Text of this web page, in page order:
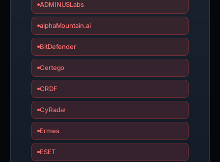
ADMINUSLabs
alphaMountain.ai
BitDefender
Certego
CRDF
CyRadar
Ermes
ESET